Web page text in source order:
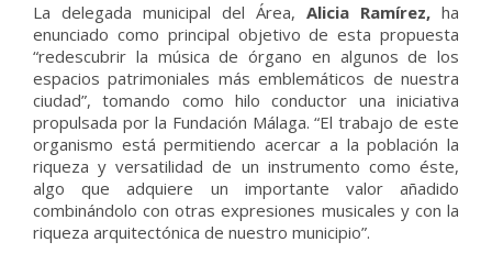
La delegada municipal del Área, Alicia Ramírez, ha
enunciado como principal objetivo de esta propuesta
“redescubrir la música de órgano en algunos de los
espacios patrimoniales más emblemáticos de nuestra
ciudad”, tomando como hilo conductor una iniciativa
propulsada por la Fundación Málaga. “El trabajo de este
organismo está permitiendo acercar a la población la
riqueza y versatilidad de un instrumento como éste,
algo que adquiere un importante valor añadido
combinándolo con otras expresiones musicales y con la
riqueza arquitectónica de nuestro municipio”.